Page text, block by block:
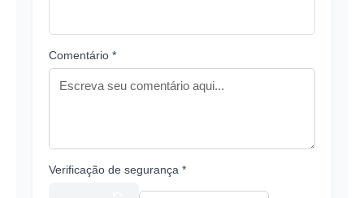
Comentário *
Verificação de segurança *